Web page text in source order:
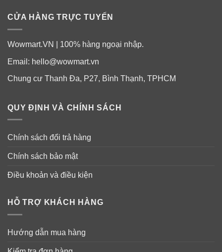
CỬA HÀNG TRỰC TUYẾN
Wowmart.VN | 100% hàng ngoại nhập.
Email: hello@wowmart.vn
Chung cư Thanh Đa, P27, Bình Thạnh, TPHCM
QUY ĐỊNH VÀ CHÍNH SÁCH
Chính sách đổi trả hàng
Chính sách bảo mật
Điều khoản và điều kiện
HỖ TRỢ KHÁCH HÀNG
Hướng dẫn mua hàng